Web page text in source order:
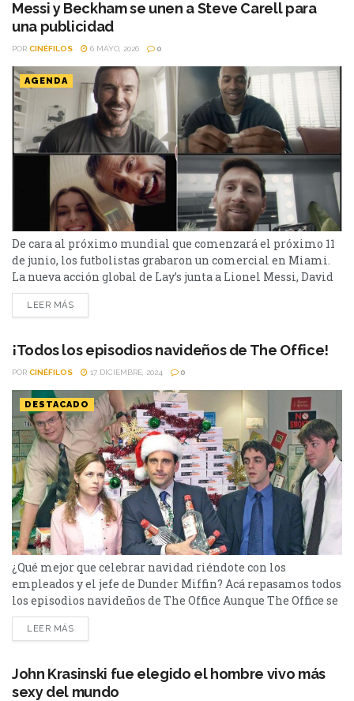
Messi y Beckham se unen a Steve Carell para
una publicidad
POR CINÉFILOS 6 MAYO, 2026 0
AGENDA
De cara al próximo mundial que comenzará el próximo 11
de junio, los futbolistas grabaron un comercial en Miami.
La nueva acción global de Lay’s junta a Lionel Messi, David
Beckham, Thierry Henry y al actor Steve Carell. Se trata de
la campaña “No Lay’s, No Game”, el concepto con el que la
LEER MÁS
¡Todos los episodios navideños de The Office!
POR CINÉFILOS 17 DICIEMBRE, 2024 0
DESTACADO
¿Qué mejor que celebrar navidad riéndote con los
empleados y el jefe de Dunder Miffin? Acá repasamos todos
los episodios navideños de The Office Aunque The Office se
estrenó hace años, siempre fue una de las sitcoms más
elegidas. Una serie de comedia que nos brindó grandes
Michael Scott interpretado por Steve Carell....
LEER MÁS
John Krasinski fue elegido el hombre vivo más
sexy del mundo